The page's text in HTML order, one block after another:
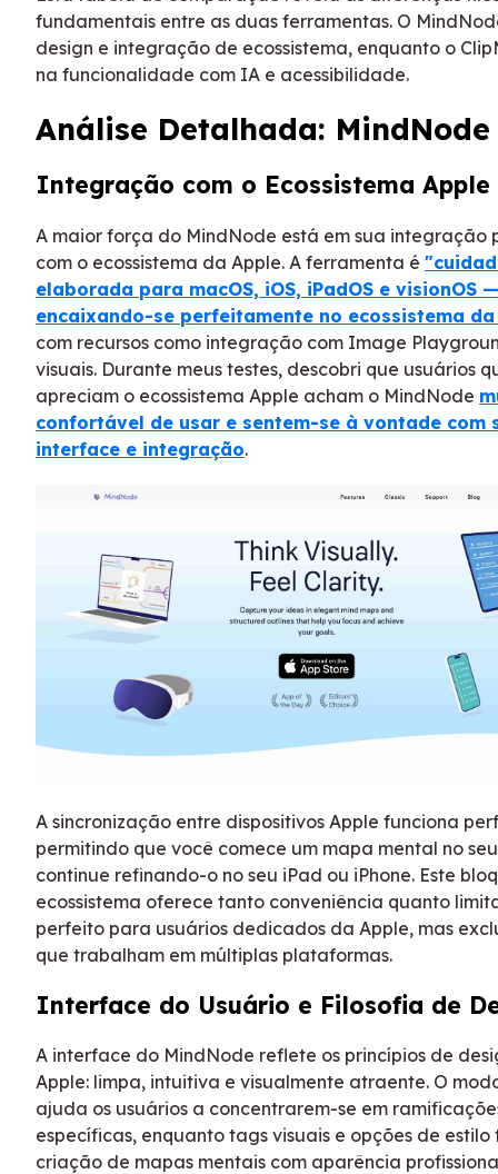
fundamentais entre as duas ferramentas. O
design e integração de ecossistema, enquanto o
na funcionalidade com IA e acessibilidade.
Análise Detalhada: MindNode
Integração com o Ecossistema Apple
A maior força do MindNode está em sua integração
com o ecossistema da Apple. A ferramenta é
elaborada para macOS, iOS, iPadOS e visionOS —
encaixando-se perfeitamente no ecossistema
com recursos como integração com Image
visuais. Durante meus testes, descobri que usuários
apreciam o ecossistema Apple acham o MindNode
confortável de usar e sentem-se à vontade com
interface e integração.
A sincronização entre dispositivos Apple funciona
permitindo que você comece um mapa mental no
continue refinando-o no seu iPad ou iPhone. Este
ecossistema oferece tanto conveniência quanto
perfeito para usuários dedicados da Apple, mas
que trabalham em múltiplas plataformas.
Interface do Usuário e Filosofia de
A interface do MindNode reflete os princípios de
Apple: limpa, intuitiva e visualmente atraente. O
ajuda os usuários a concentrarem-se em
específicas, enquanto tags visuais e opções de
criação de mapas mentais com aparência